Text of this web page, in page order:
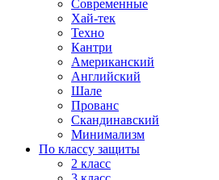
Современные
Хай-тек
Техно
Кантри
Американский
Английский
Шале
Прованс
Скандинавский
Минимализм
По классу защиты
2 класс